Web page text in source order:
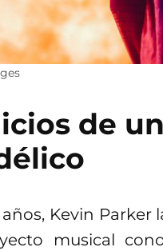
de
Kevin Parker
musical